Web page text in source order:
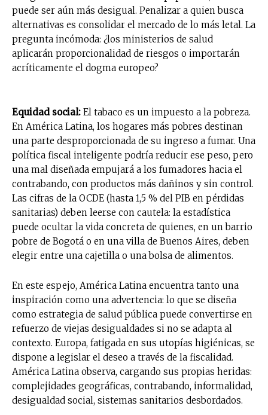
puede ser aún más desigual. Penalizar a quien busca
alternativas es consolidar el mercado de lo más letal. La
pregunta incómoda: ¿los ministerios de salud
aplicarán proporcionalidad de riesgos o importarán
acríticamente el dogma europeo?
Equidad social: El tabaco es un impuesto a la pobreza.
En América Latina, los hogares más pobres destinan
una parte desproporcionada de su ingreso a fumar. Una
política fiscal inteligente podría reducir ese peso, pero
una mal diseñada empujará a los fumadores hacia el
contrabando, con productos más dañinos y sin control.
Las cifras de la OCDE (hasta 1,5 % del PIB en pérdidas
sanitarias) deben leerse con cautela: la estadística
puede ocultar la vida concreta de quienes, en un barrio
pobre de Bogotá o en una villa de Buenos Aires, deben
elegir entre una cajetilla o una bolsa de alimentos.
En este espejo, América Latina encuentra tanto una
inspiración como una advertencia: lo que se diseña
como estrategia de salud pública puede convertirse en
refuerzo de viejas desigualdades si no se adapta al
contexto. Europa, fatigada en sus utopías higiénicas, se
dispone a legislar el deseo a través de la fiscalidad.
América Latina observa, cargando sus propias heridas:
complejidades geográficas, contrabando, informalidad,
desigualdad social, sistemas sanitarios desbordados.